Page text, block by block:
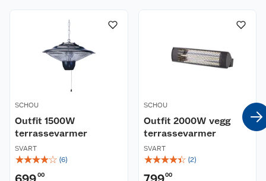
SCHOU
Outfit 1500W
terrassevarmer
SVART
☆☆☆☆☆ (6)
00
SCHOU
Outfit 2000W vegg
terrassevarmer
SVART
☆☆☆☆☆ (2)
00